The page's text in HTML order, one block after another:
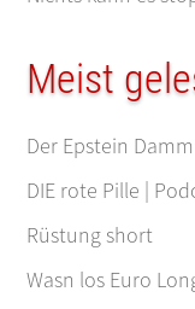
Meist
Der Epstein
DIE rote Pille |
Rüstung short
Wasn los Euro